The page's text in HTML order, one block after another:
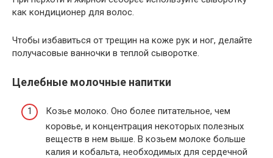
как кондиционер для волос.
Чтобы избавиться от трещин на коже рук и ног, делайте
получасовые ванночки в теплой сыворотке.
Целебные молочные напитки
Козье молоко. Оно более питательное, чем
коровье, и концентрация некоторых полезных
веществ в нем выше. В козьем молоке больше
калия и кобальта, необходимых для сердечной